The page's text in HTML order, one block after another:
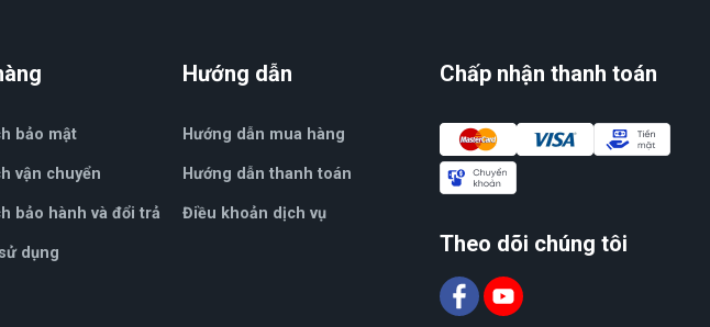
bảo mật
vận chuyển
bảo hành và đổi trả
dụng
Hướng dẫn
Hướng dẫn mua hàng
Hướng dẫn thanh toán
Điều khoản dịch vụ
Chấp nhận thanh toán
Theo dõi chúng tôi